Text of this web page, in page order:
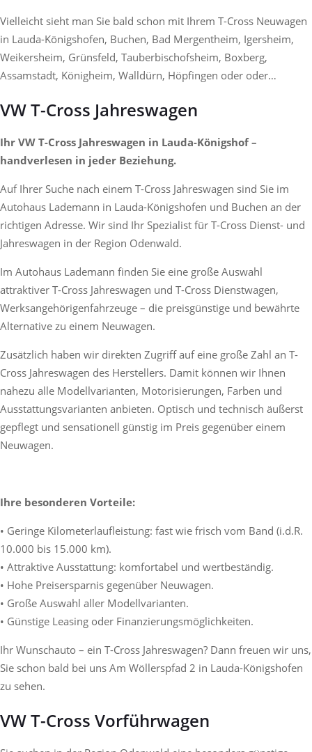
Vielleicht sieht man Sie bald schon mit Ihrem T-Cross Neuwagen
in Lauda-Königshofen, Buchen, Bad Mergentheim, Igersheim,
Weikersheim, Grünsfeld, Tauberbischofsheim, Boxberg,
Assamstadt, Königheim, Walldürn, Höpfingen oder oder…
VW T-Cross Jahreswagen
Ihr VW T-Cross Jahreswagen in Lauda-Königshof –
handverlesen in jeder Beziehung.
Auf Ihrer Suche nach einem T-Cross Jahreswagen sind Sie im
Autohaus Lademann in Lauda-Königshofen und Buchen an der
richtigen Adresse. Wir sind Ihr Spezialist für T-Cross Dienst- und
Jahreswagen in der Region Odenwald.
Im Autohaus Lademann finden Sie eine große Auswahl
attraktiver T-Cross Jahreswagen und T-Cross Dienstwagen,
Werksangehörigenfahrzeuge – die preisgünstige und bewährte
Alternative zu einem Neuwagen.
Zusätzlich haben wir direkten Zugriff auf eine große Zahl an T-
Cross Jahreswagen des Herstellers. Damit können wir Ihnen
nahezu alle Modellvarianten, Motorisierungen, Farben und
Ausstattungsvarianten anbieten. Optisch und technisch äußerst
gepflegt und sensationell günstig im Preis gegenüber einem
Neuwagen.
Ihre besonderen Vorteile:
• Geringe Kilometerlaufleistung: fast wie frisch vom Band (i.d.R.
10.000 bis 15.000 km).
• Attraktive Ausstattung: komfortabel und wertbeständig.
• Hohe Preisersparnis gegenüber Neuwagen.
• Große Auswahl aller Modellvarianten.
• Günstige Leasing oder Finanzierungsmöglichkeiten.
Ihr Wunschauto – ein T-Cross Jahreswagen? Dann freuen wir uns,
Sie schon bald bei uns Am Wöllerspfad 2 in Lauda-Königshofen
zu sehen.
VW T-Cross Vorführwagen